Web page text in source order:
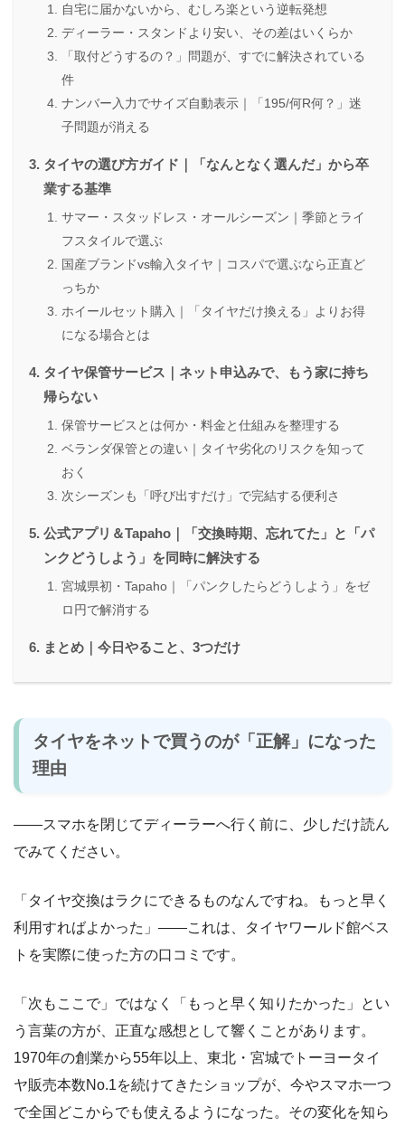
自宅に届かないから、むしろ楽という逆転発想
ディーラー・スタンドより安い、その差はいくらか
「取付どうするの？」問題が、すでに解決されている
件
ナンバー入力でサイズ自動表示｜「195/何R何？」迷
子問題が消える
タイヤの選び方ガイド｜「なんとなく選んだ」から卒
業する基準
サマー・スタッドレス・オールシーズン｜季節とライ
フスタイルで選ぶ
国産ブランドvs輸入タイヤ｜コスパで選ぶなら正直ど
っちか
ホイールセット購入｜「タイヤだけ換える」よりお得
になる場合とは
タイヤ保管サービス｜ネット申込みで、もう家に持ち
帰らない
保管サービスとは何か・料金と仕組みを整理する
ベランダ保管との違い｜タイヤ劣化のリスクを知って
おく
次シーズンも「呼び出すだけ」で完結する便利さ
公式アプリ＆Tapaho｜「交換時期、忘れてた」と「パ
ンクどうしよう」を同時に解決する
宮城県初・Tapaho｜「パンクしたらどうしよう」をゼ
ロ円で解消する
まとめ｜今日やること、3つだけ
タイヤをネットで買うのが「正解」になった
理由
――スマホを閉じてディーラーへ行く前に、少しだけ読ん
でみてください。
「タイヤ交換はラクにできるものなんですね。もっと早く
利用すればよかった」――これは、タイヤワールド館ベス
トを実際に使った方の口コミです。
「次もここで」ではなく「もっと早く知りたかった」とい
う言葉の方が、正直な感想として響くことがあります。
1970年の創業から55年以上、東北・宮城でトーヨータイ
ヤ販売本数No.1を続けてきたショップが、今やスマホ一つ
で全国どこからでも使えるようになった。その変化を知ら